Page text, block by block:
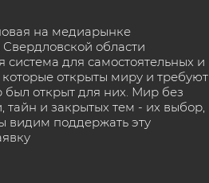
на медиарынке
области
для самостоятельных и
открыты миру и требуют
был открыт для них. Мир без
тайн и закрытых тем - их выбор,
видим поддержать эту